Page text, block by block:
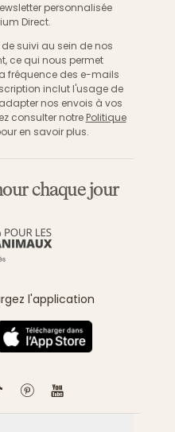
personnalisée
Direct.
suivi au sein de nos
ce qui nous permet
fréquence des e-mails
inclut l'usage de
nos envois à vos
consulter notre Politique
en savoir plus.
chaque jour
l'application